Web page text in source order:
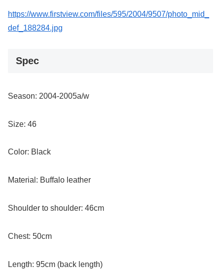
https://www.firstview.com/files/595/2004/9507/photo_mid_
def_188284.jpg
Spec
Season: 2004-2005a/w
Size: 46
Color: Black
Material: Buffalo leather
Shoulder to shoulder: 46cm
Chest: 50cm
Length: 95cm (back length)